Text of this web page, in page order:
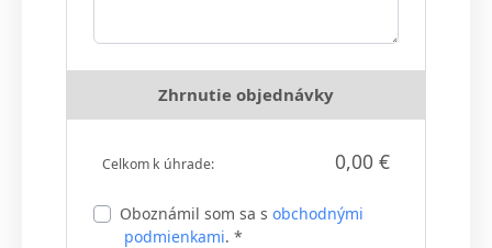
Zhrnutie objednávky
Celkom k úhrade: 0,00 €
Oboznámil som sa s obchodnými
podmienkami. *